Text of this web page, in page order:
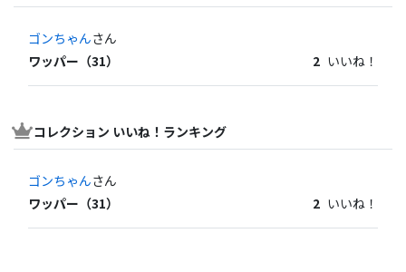
ゴンちゃんさん
ワッパー（31）
2 いいね！
コレクション いいね！ランキング
ゴンちゃんさん
ワッパー（31）
2 いいね！